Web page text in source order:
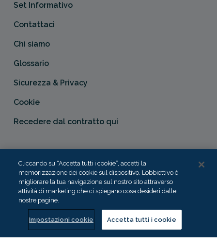
Set Informativo
Contattaci
Chi siamo
Glossario
Sicurezza & Privacy
Cookie
Recedere dal contratto qui
commercialmente con il nome di Columbus Assicurazioni,
è autorizzata e regolata dal Malta Financial Services
Authority in qualità di agente assicurativo (Distribution Act
-Cap. 487). In Italia, Columbus Assicurazioni è soggetta
alla vigilanza dell’IVASS.
Cliccando su “Accetta tutti i cookie”, accetti la
memorizzazione dei cookie sul dispositivo. L’obbiettivo è
migliorare la tua navigazione sul nostro sito attraverso
attività di marketing che ci spiegano cosa desideri dalle
nostre pagine.
Impostazioni cookie Accetta tutti i cookie